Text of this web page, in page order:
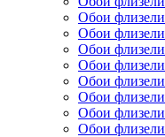
Обои
Обои
Обои
Обои
Обои
Обои
Обои
Обои